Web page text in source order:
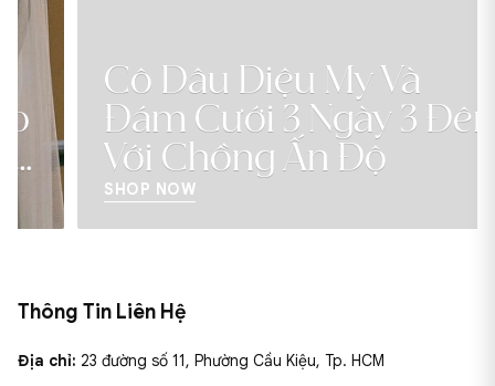
Cô Dâu Diệu My Và
Đám Cưới 3 Ngày 3 Đêm
Với Chồng Ấn Độ
SHOP NOW
Thông Tin Liên Hệ
Địa chỉ: 23 đường số 11, Phường Cầu Kiệu, Tp. HCM